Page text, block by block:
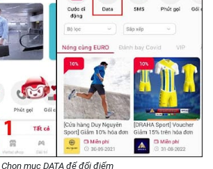
Chọn mục DATA để đổi điểm